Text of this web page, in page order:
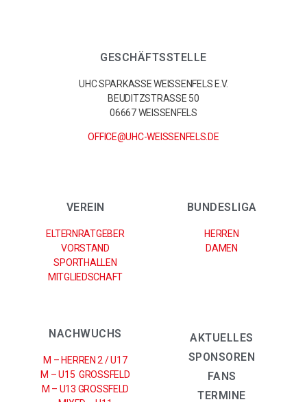
GESCHÄFTSSTELLE
UHC SPARKASSE WEISSENFELS E.V.
BEUDITZSTRASSE 50
06667 WEISSENFELS
OFFICE@UHC-WEISSENFELS.DE
VEREIN
ELTERNRATGEBER
VORSTAND
SPORTHALLEN
MITGLIEDSCHAFT
BUNDESLIGA
HERREN
DAMEN
NACHWUCHS
M – HERREN 2 / U17
M – U15 GROSSFELD
M – U13 GROSSFELD
AKTUELLES
SPONSOREN
FANS
TERMINE